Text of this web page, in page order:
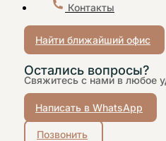
Контакты
Найти ближайший офис
Остались вопросы?
Свяжитесь с нами в любое
Написать в WhatsApp
Позвонить